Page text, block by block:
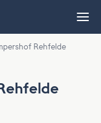
Rehfelde